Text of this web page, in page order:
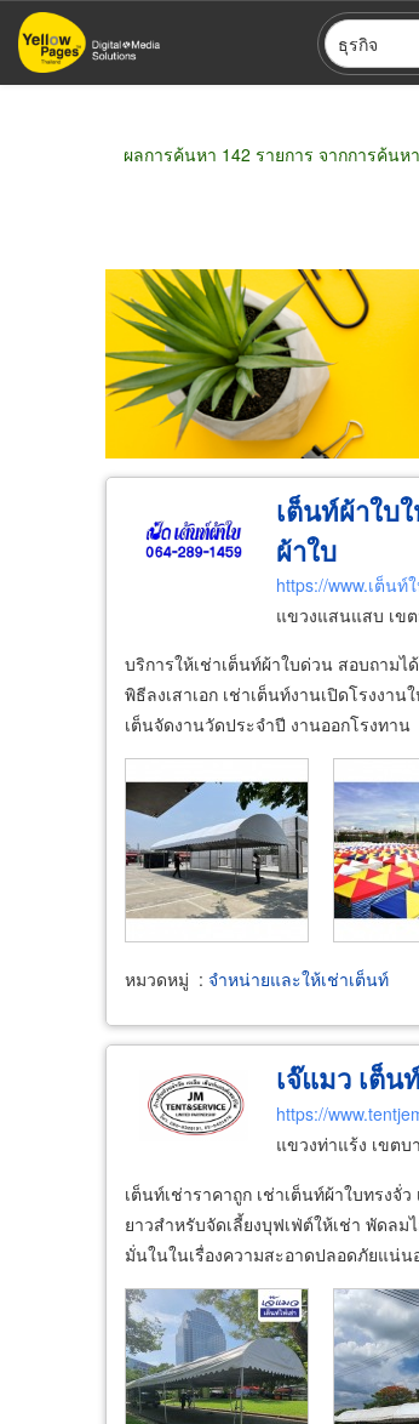
ข้าม
ไป
ธุรกิจ
ผลการค้นหา 142 รายการ จากการค้นห
ขายส่ง ขายปลีก ผู้ผลิต
เต็นท์ผ้าใบ
ผ้าใบ
https://www.เต็นท์
แขวงแสนแสบ เข
บริการให้เช่าเต็นท์ผ้าใบด่วน สอบถาม
พิธีลงเสาเอก เช่าเต็นท์งานเปิดโรงงา
เต็นจัดงานวัดประจำปี งานออกโรงทาน
หมวดหมู่ : จำหน่ายและให้เช่าเต็นท์
เจ๊แมว เต็น
https://
แขวงท่าแร้ง เขตบ
เต็นท์เช่าราคาถูก เช่าเต็นท์ผ้าใบทรงจั่
ยาวสำหรับจัดเลี้ยงบุฟเฟ่ต์ให้เช่า พัดล
มั่นในในเรื่องความสะอาดปลอดภัยแน่